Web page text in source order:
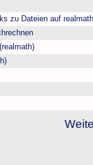
zu Dateien auf